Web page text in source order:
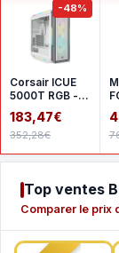
-48%
Corsair ICUE
5000T RGB -
White
183,47€
352,28€
-
Top ventes
Comparer le prix